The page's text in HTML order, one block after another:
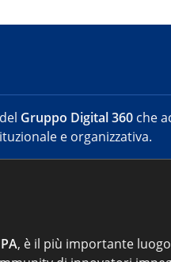
Gruppo Digital 360 che
e organizzativa.
, è il più importante